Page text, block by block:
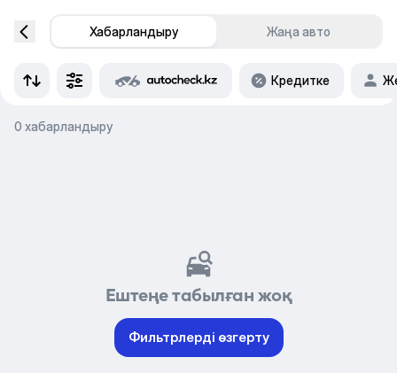
Хабарландыру Жаңа авто
Кредитке
0 хабарландыру
Ештеңе табылған жоқ
Фильтрлерді өзгерту